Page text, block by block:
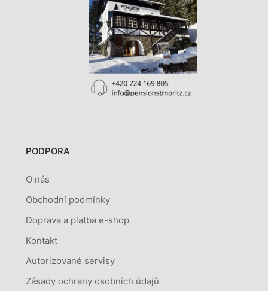
PODPORA
O nás
Obchodní podmínky
Doprava a platba e-shop
Kontakt
Autorizované servisy
Zásady ochrany osobních údajů